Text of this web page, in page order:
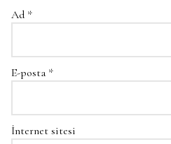
Ad *
E-posta *
İnternet sitesi